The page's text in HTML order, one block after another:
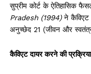
सुप्रीम कोर्ट के ऐतिहासिक
Pradesh (1994)ने कैविएट
अनुच्छेद 21 (जीवन और
कैविएट दायर करने की